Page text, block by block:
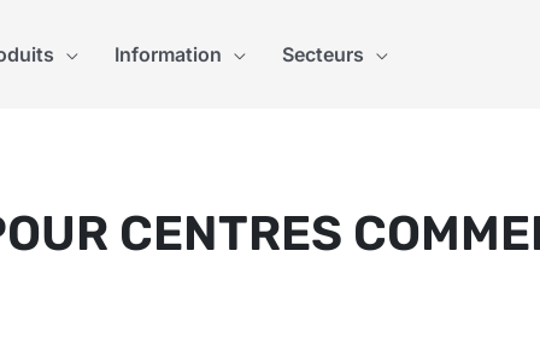
Information Secteurs
CENTRES